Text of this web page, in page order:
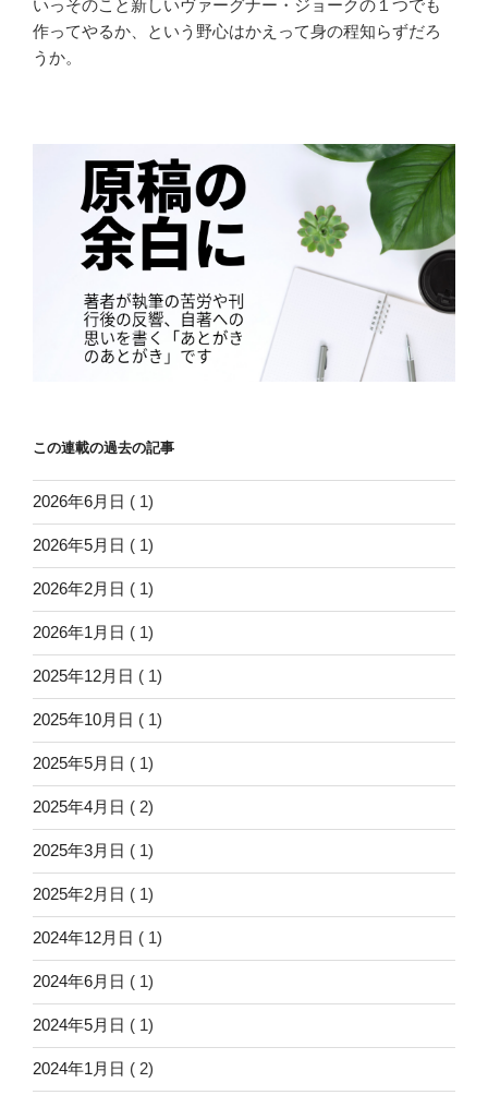
いっそのこと新しいヴァーグナー・ジョークの１つでも
作ってやるか、という野心はかえって身の程知らずだろ
うか。
この連載の過去の記事
2026年6月日 ( 1)
2026年5月日 ( 1)
2026年2月日 ( 1)
2026年1月日 ( 1)
2025年12月日 ( 1)
2025年10月日 ( 1)
2025年5月日 ( 1)
2025年4月日 ( 2)
2025年3月日 ( 1)
2025年2月日 ( 1)
2024年12月日 ( 1)
2024年6月日 ( 1)
2024年5月日 ( 1)
2024年1月日 ( 2)